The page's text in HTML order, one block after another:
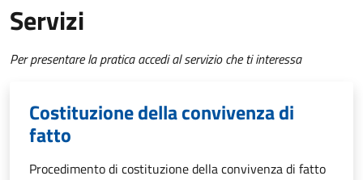
Servizi
Per presentare la pratica accedi al servizio che ti interessa
Costituzione della convivenza di
fatto
Procedimento di costituzione della convivenza di fatto